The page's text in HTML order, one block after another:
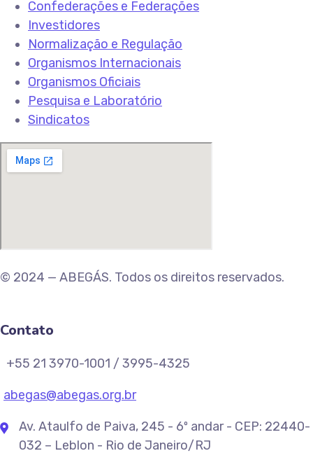
Confederações e Federações
Investidores
Normalização e Regulação
Organismos Internacionais
Organismos Oficiais
Pesquisa e Laboratório
Sindicatos
© 2024 — ABEGÁS. Todos os direitos reservados.
Contato
+55 21 3970-1001 / 3995-4325
abegas@abegas.org.br
Av. Ataulfo de Paiva, 245 - 6º andar - CEP: 22440-
032 – Leblon - Rio de Janeiro/RJ